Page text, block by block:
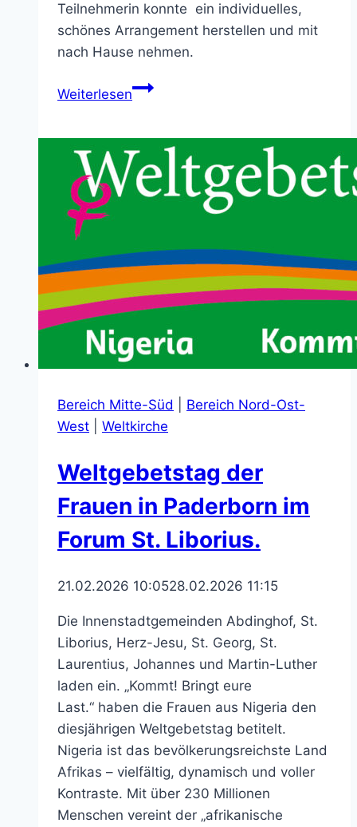
Teilnehmerin konnte ein individuelles,
schönes Arrangement herstellen und mit
nach Hause nehmen.
Weiterlesenkfd
Gestalten
Bereich Mitte-Süd
Bereich Nord-Ost-
West
Weltkirche
Weltgebetstag der
Frauen in Paderborn im
Forum St. Liborius.
21.02.2026 10:0528.02.2026 11:15
Die Innenstadtgemeinden Abdinghof, St.
Liborius, Herz-Jesu, St. Georg, St.
Laurentius, Johannes und Martin-Luther
laden ein. „Kommt! Bringt eure
Last.“ haben die Frauen aus Nigeria den
diesjährigen Weltgebetstag betitelt.
Nigeria ist das bevölkerungsreichste Land
Afrikas – vielfältig, dynamisch und voller
Kontraste. Mit über 230 Millionen
Menschen vereint der „afrikanische